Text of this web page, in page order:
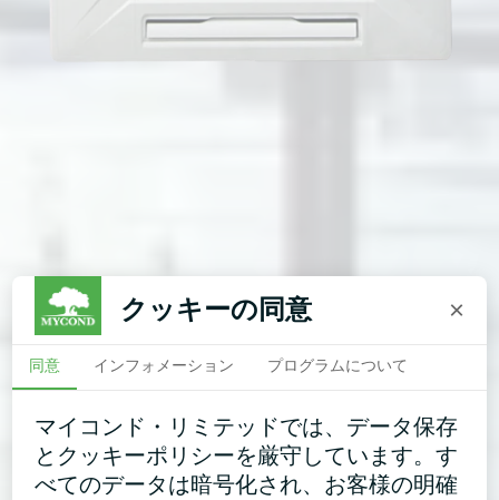
クッキーの同意 ×
同意 インフォメーション プログラムについて
マイコンド・リミテッドでは、データ保存
とクッキーポリシーを厳守しています。す
べてのデータは暗号化され、お客様の明確